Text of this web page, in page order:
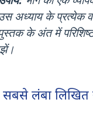
अध्याय के प्रत्येक
के अंत में परिशिष्ट
सबसे लंबा लिखित